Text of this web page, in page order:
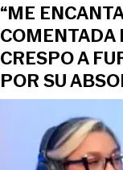
“ME
COMENTADA
CRESPO A
POR SU